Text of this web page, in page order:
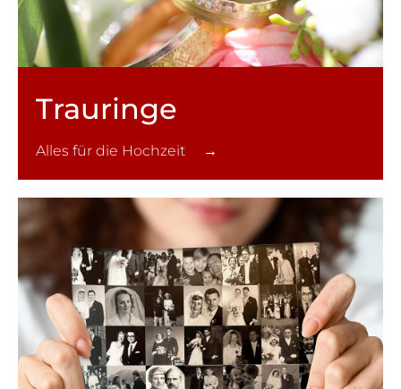
Trauringe
Alles für die Hochzeit →